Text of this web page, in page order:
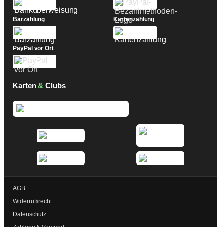
Barzahlung Kartenzahlung
PayPal vor Ort
Karten & Clubs
AGB
Widerrufsrecht
Datenschutz